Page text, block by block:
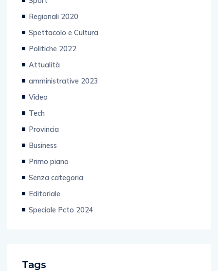
Regionali 2020
Spettacolo e Cultura
Politiche 2022
Attualità
amministrative 2023
Video
Tech
Provincia
Business
Primo piano
Senza categoria
Editoriale
Speciale Pcto 2024
Tags